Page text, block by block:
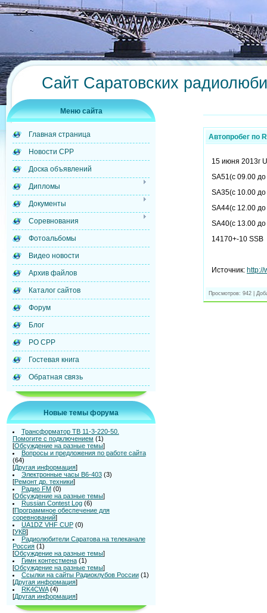
Сайт Саратовских
Меню сайта
Главная страница
Новости СРР
Доска объявлений
Дипломы
Документы
Соревнования
Фотоальбомы
Видео новости
Архив файлов
Каталог сайтов
Форум
Блог
РО СРР
Гостевая книга
Обратная связь
Новые темы форума
Трансформатор ТВ 11-3-220-50.
Помогите с подключением (1)
[Обсуждение на разные темы]
Вопросы и предложения по работе сайта
(64)
[Другая информация]
Электронные часы В6-403 (3)
[Ремонт др. техники]
Радио FM (0)
[Обсуждение на разные темы]
Russian Contest Log (6)
[Программное обеспечение для
соревнований]
UA1DZ VHF CUP (0)
[УКВ]
Радиолюбители Саратова на телеканале
Россия (1)
[Обсуждение на разные темы]
Гимн контестмена (1)
[Обсуждение на разные темы]
Ссылки на сайты Радиоклубов России (1)
[Другая информация]
RK4CWA (4)
[Другая информация]
Автопробег по
15 июня 2013г
SA51(с 09.00
SA35(с 10.00
SA44(с 12.00
SA40(с 13.00
14170+-10 SSB
Источник: http://
Просмотров: 942 |